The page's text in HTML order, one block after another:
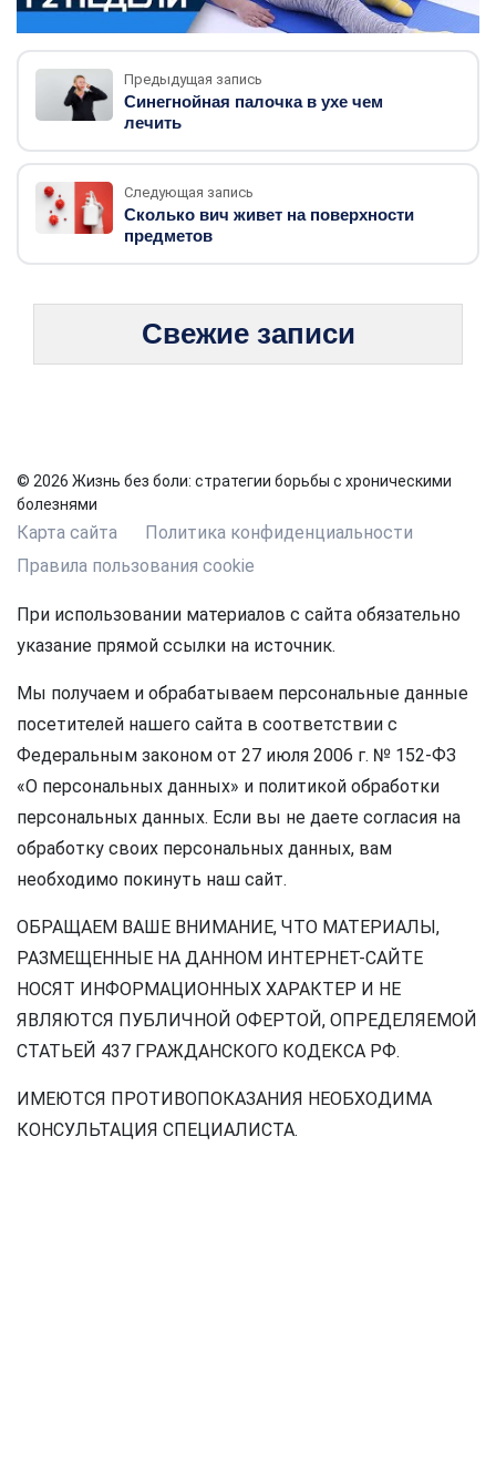
Предыдущая запись
Синегнойная палочка в ухе чем
лечить
Следующая запись
Сколько вич живет на поверхности
предметов
Свежие записи
© 2026 Жизнь без боли: стратегии борьбы с хроническими
болезнями
Карта сайта
Политика конфиденциальности
Правила пользования cookie
При использовании материалов с сайта обязательно
указание прямой ссылки на источник.
Мы получаем и обрабатываем персональные данные
посетителей нашего сайта в соответствии с
Федеральным законом от 27 июля 2006 г. № 152-ФЗ
«О персональных данных» и политикой обработки
персональных данных. Если вы не даете согласия на
обработку своих персональных данных, вам
необходимо покинуть наш сайт.
ОБРАЩАЕМ ВАШЕ ВНИМАНИЕ, ЧТО МАТЕРИАЛЫ,
РАЗМЕЩЕННЫЕ НА ДАННОМ ИНТЕРНЕТ-САЙТЕ
НОСЯТ ИНФОРМАЦИОННЫХ ХАРАКТЕР И НЕ
ЯВЛЯЮТСЯ ПУБЛИЧНОЙ ОФЕРТОЙ, ОПРЕДЕЛЯЕМОЙ
СТАТЬЕЙ 437 ГРАЖДАНСКОГО КОДЕКСА РФ.
ИМЕЮТСЯ ПРОТИВОПОКАЗАНИЯ НЕОБХОДИМА
КОНСУЛЬТАЦИЯ СПЕЦИАЛИСТА.